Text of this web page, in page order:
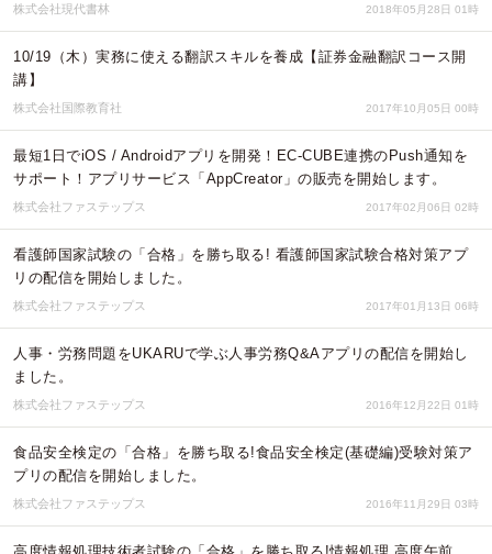
株式会社現代書林 2018年05月28日 01時
10/19（木）実務に使える翻訳スキルを養成【証券金融翻訳コース開
講】
株式会社国際教育社 2017年10月05日 00時
最短1日でiOS / Androidアプリを開発！EC-CUBE連携のPush通知を
サポート！アプリサービス「AppCreator」の販売を開始します。
株式会社ファステップス 2017年02月06日 02時
看護師国家試験の「合格」を勝ち取る! 看護師国家試験合格対策アプ
リの配信を開始しました。
株式会社ファステップス 2017年01月13日 06時
人事・労務問題をUKARUで学ぶ人事労務Q&Aアプリの配信を開始し
ました。
株式会社ファステップス 2016年12月22日 01時
食品安全検定の「合格」を勝ち取る!食品安全検定(基礎編)受験対策ア
プリの配信を開始しました。
株式会社ファステップス 2016年11月29日 03時